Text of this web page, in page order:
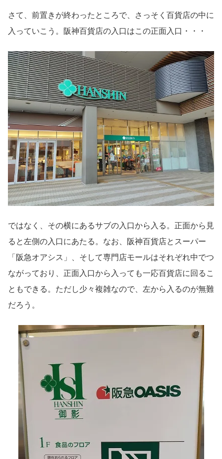
さて、前置きが終わったところで、さっそく百貨店の中に
入っていこう。阪神百貨店の入口はこの正面入口・・・
ではなく、その横にあるサブの入口から入る。正面から見
ると左側の入口にあたる。なお、阪神百貨店とスーパー
「阪急オアシス」、そして専門店モールはそれぞれ中でつ
ながっており、正面入口から入っても一応百貨店に回るこ
ともできる。ただし少々複雑なので、左から入るのが無難
だろう。